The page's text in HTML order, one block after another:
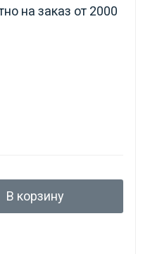
на заказ от 2000
В корзину